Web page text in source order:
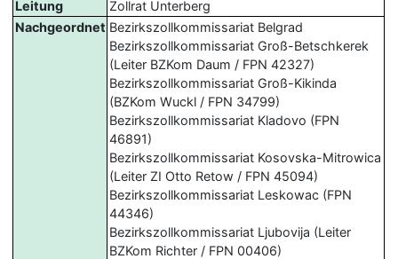
Leitung
Zollrat Unterberg
Nachgeordnet Bezirkszollkommissariat Belgrad
Bezirkszollkommissariat Groß-Betschkerek
(Leiter BZKom Daum / FPN 42327)
Bezirkszollkommissariat Groß-Kikinda
(BZKom Wuckl / FPN 34799)
Bezirkszollkommissariat Kladovo (FPN
46891)
Bezirkszollkommissariat Kosovska-Mitrowica
(Leiter ZI Otto Retow / FPN 45094)
Bezirkszollkommissariat Leskowac (FPN
44346)
Bezirkszollkommissariat Ljubovija (Leiter
BZKom Richter / FPN 00406)